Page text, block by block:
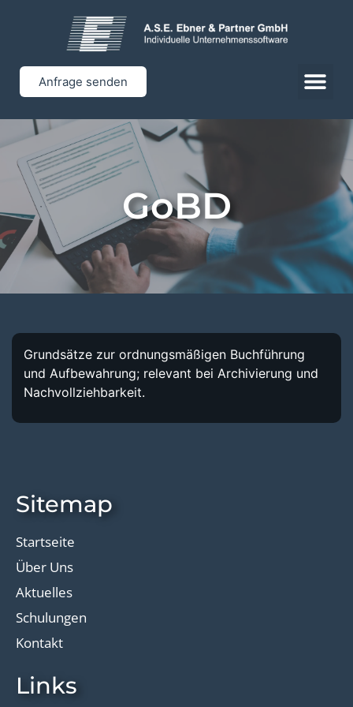
Anfrage senden
GoBD
Grundsätze zur ordnungsmäßigen Buchführung
und Aufbewahrung; relevant bei Archivierung und
Nachvollziehbarkeit.
Sitemap
Startseite
Über Uns
Aktuelles
Schulungen
Kontakt
Links